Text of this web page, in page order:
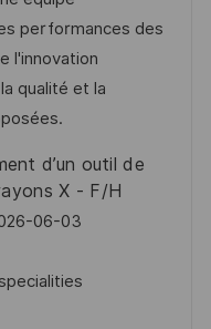
D
a
t
e
performances des
l'innovation
qualité et la
d’un outil de
X - F/H
06-03